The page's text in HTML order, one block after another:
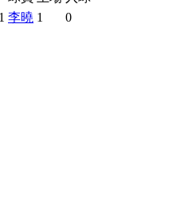
李曉 1 0